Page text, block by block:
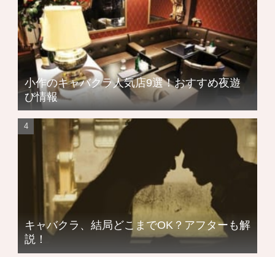
小作のキャバクラ人気店9選！おすすめ夜遊
び情報
キャバクラ、結局どこまでOK？アフターも解
説！